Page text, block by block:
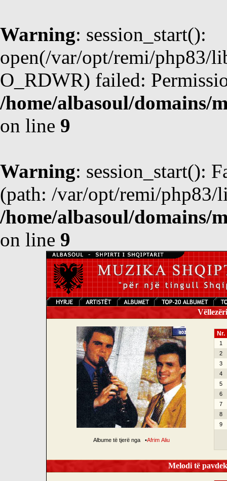
Warning: session_start():
open(/var/opt/remi/php83/
O_RDWR) failed:
/home/albasoul/domains/
on line 9
Warning: session_start():
(path: /var/opt/remi/php83/
/home/albasoul/domains/
on line 9
Albume të tjerë nga •Afrim Aliu
Nr.
1
2
3
4
5
6
7
8
9
Melodi të